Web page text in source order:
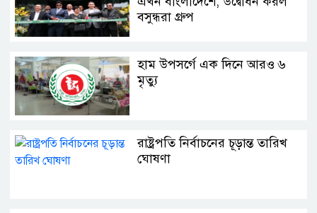
বসুন্ধরা গ্রুপ
হাম উপসর্গে এক দিনে আরও ৬
মৃত্যু
রাষ্ট্রপতি নির্বাচনের চূড়ান্ত তারিখ
ঘোষণা